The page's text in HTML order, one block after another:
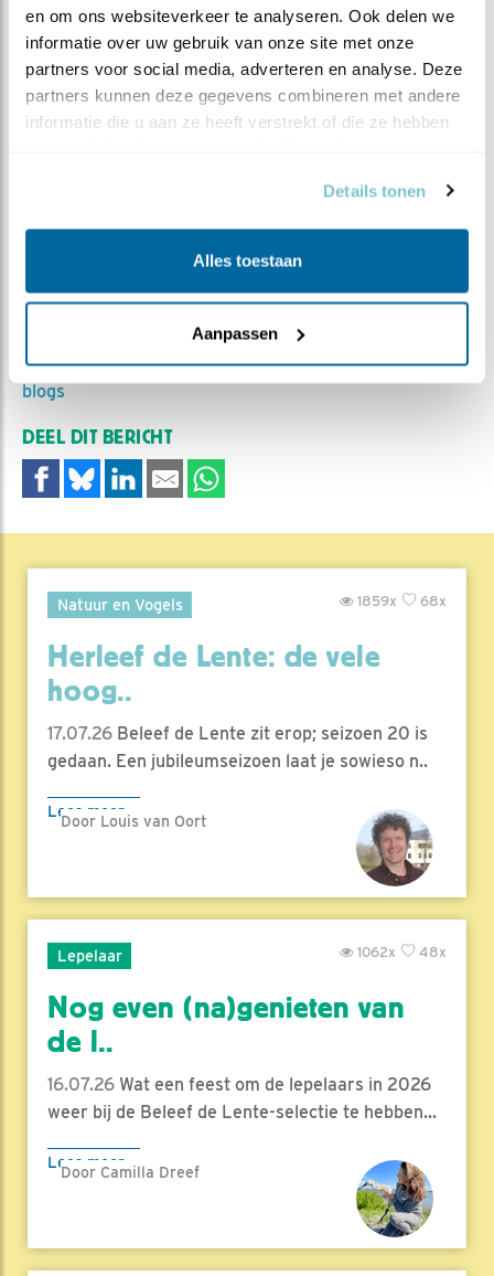
en om ons websiteverkeer te analyseren. Ook delen we
informatie over uw gebruik van onze site met onze
partners voor social media, adverteren en analyse. Deze
partners kunnen deze gegevens combineren met andere
informatie die u aan ze heeft verstrekt of die ze hebben
Details tonen
Alles toestaan
Aanpassen
Vind ik leuk
MEER OVER
blogs
DEEL DIT BERICHT
Natuur en Vogels 68x
1859x
Herleef de Lente: de vele
hoog..
17.07.26 Beleef de Lente zit erop; seizoen 20 is
gedaan. Een jubileumseizoen laat je sowieso n..
Lees meer
Door Louis van Oort
Lepelaar 48x
1062x
Nog even (na)genieten van
de l..
16.07.26 Wat een feest om de lepelaars in 2026
weer bij de Beleef de Lente-selectie te hebben...
Lees meer
Door Camilla Dreef